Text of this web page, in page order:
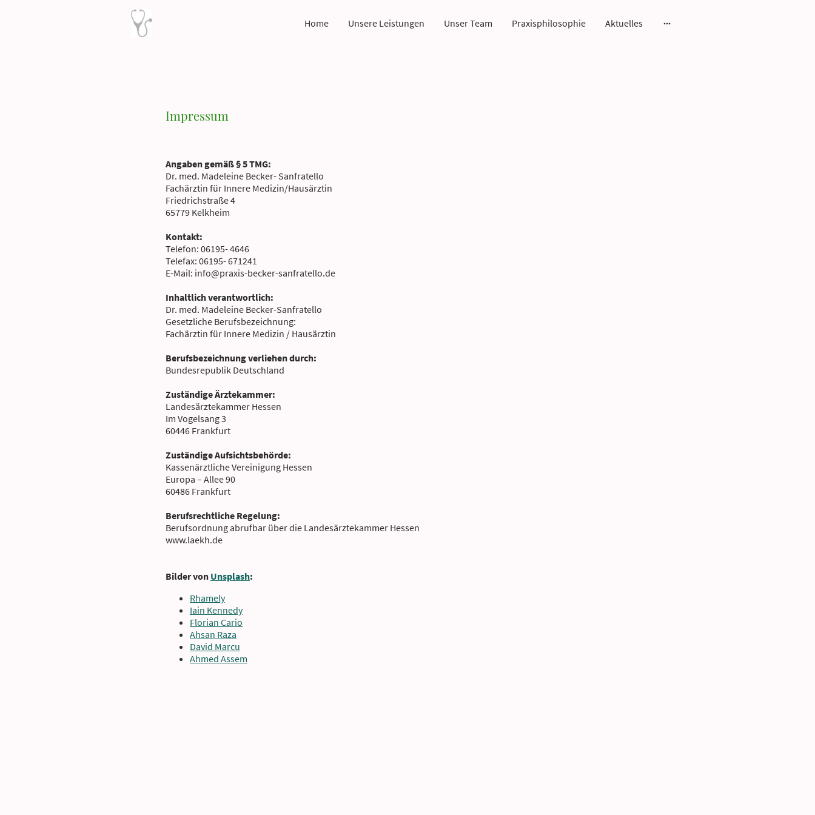
Home Unsere Leistungen Unser Team Praxisphilosophie Aktuelles
Impressum
Angaben gemäß § 5 TMG:
Dr. med. Madeleine Becker- Sanfratello
Fachärztin für Innere Medizin/Hausärztin
Friedrichstraße 4
65779 Kelkheim
Kontakt:
Telefon: 06195- 4646
Telefax: 06195- 671241
E-Mail: info@praxis-becker-sanfratello.de
Inhaltlich verantwortlich:
Dr. med. Madeleine Becker-Sanfratello
Gesetzliche Berufsbezeichnung:
Fachärztin für Innere Medizin / Hausärztin
Berufsbezeichnung verliehen durch:
Bundesrepublik Deutschland
Zuständige Ärztekammer:
Landesärztekammer Hessen
Im Vogelsang 3
60446 Frankfurt
Zuständige Aufsichtsbehörde:
Kassenärztliche Vereinigung Hessen
Europa – Allee 90
60486 Frankfurt
Berufsrechtliche Regelung:
Berufsordnung abrufbar über die Landesärztekammer Hessen
www.laekh.de
Bilder von Unsplash:
Rhamely
Iain Kennedy
Florian Cario
Ahsan Raza
David Marcu
Ahmed Assem